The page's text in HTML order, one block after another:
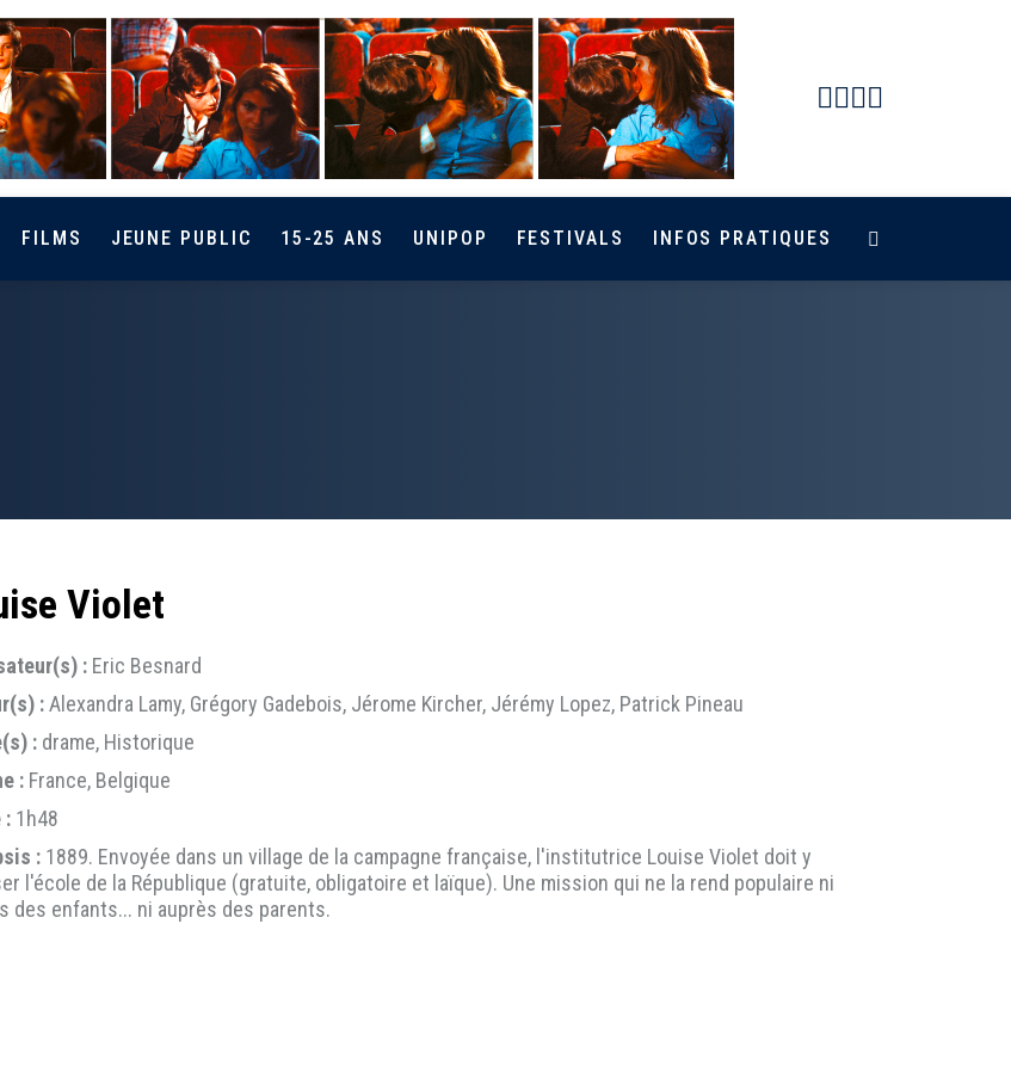
Facebook
Instagram
Youtube
Newsletter
FILMS JEUNE PUBLIC 15-25 ANS UNIPOP FESTIVALS INFOS PRATIQUES
Violet
: Eric Besnard
:Alexandra Lamy, Grégory Gadebois, Jérome Kircher, Jérémy Lopez, Patrick Pineau
: drame, Historique
: France, Belgique
: 1h48
: 1889. Envoyée dans un village de la campagne française, l'institutrice Louise Violet doit y
l'école de la République (gratuite, obligatoire et laïque). Une mission qui ne la rend populaire ni
des enfants... ni auprès des parents.